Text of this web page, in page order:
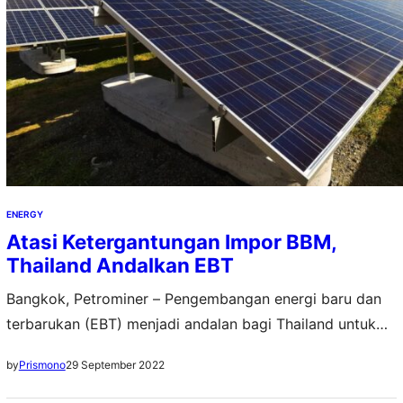
ENERGY
Atasi Ketergantungan Impor BBM,
Thailand Andalkan EBT
Bangkok, Petrominer – Pengembangan energi baru dan
terbarukan (EBT) menjadi andalan bagi Thailand untuk
fosil. Apalagi, pembangkit listrik tenaga gas
byPrismono29 September 2022